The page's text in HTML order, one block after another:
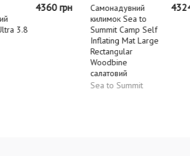
4360 грн
Самонадувний
килимок Sea to
Summit Camp Self
Inflating Mat Large
Rectangular
Woodbine
салатовий
Sea to Summit
4324 грн